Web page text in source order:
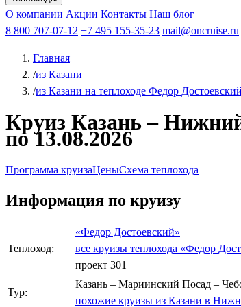
Афанасий Никитин Октябрьская революция
О компании Акции Контакты Наш блог
8 800 707-07-12 +7 495 155-35-23 mail@oncruise.ru
Главная
/из Казани
/из Казани на теплоходе Федор Достоевский
Круиз Казань – Нижний
по 13.08.2026
Программа круизаЦеныСхема теплохода
Информация по круизу
Теплоход:
«Федор Достоевский»
все круизы теплохода «Федор
проект 301
Тур:
Казань – Мариинский Посад –
похожие круизы из Казани в